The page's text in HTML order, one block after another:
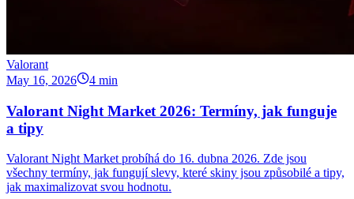
Valorant
May 16, 2026
4 min
Valorant Night Market 2026: Termíny, jak funguje
a tipy
Valorant Night Market probíhá do 16. dubna 2026. Zde jsou
všechny termíny, jak fungují slevy, které skiny jsou způsobilé a tipy,
jak maximalizovat svou hodnotu.